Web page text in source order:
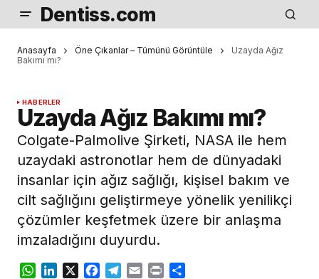
Dentiss.com
Anasayfa Öne Çıkanlar – Tümünü Görüntüle
Uzayda Ağız
Bakımı mı?
HABERLER
Uzayda Ağız Bakımı mı?
Colgate-Palmolive Şirketi, NASA ile hem
uzaydaki astronotlar hem de dünyadaki
insanlar için ağız sağlığı, kişisel bakım ve
cilt sağlığını geliştirmeye yönelik yenilikçi
çözümler keşfetmek üzere bir anlaşma
imzaladığını duyurdu.
WhatsApp
LinkedIn
X Facebook
Telegram
Email Print